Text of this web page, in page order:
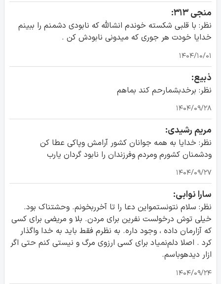
منجی ۳۱۳:
نظر: با قلبی شکسته خوندم انشالله که نابودی دشمنم را ببینم
خدایا خودت هر جوری که میدونی نابودش کن .
۱۴۰۴/۱۰/۰۱
ذبیع:
نظر: برخدبشمارحم کند بماهم
۱۴۰۴/۰۹/۲۸
مریم رشیدی:
نظر: خدایا به همه جوانان کشور آرامش وپاکی عطا کن
ودشمنان کشورم ومردم وفرزندان را نابود گردان یارب
۱۴۰۴/۰۹/۲۷
سارا نوابی:
نظر: سلام نتونستمواین دعا را تا آخرربخونم. وحشتناک بود.
خیلی توش درخولست نفرین برای مردن. بلا و مریضی برای کسی
که آزارمان داده ، وجود داره. به نظرم فقط باید به خدا واگذار
کرد . اصلا دلم‌نمیاد برای کسی ارزوی مرگ و نیستی کنم حتی اگر
ازار دیدهوباسم.
۱۴۰۴/۰۹/۲۴